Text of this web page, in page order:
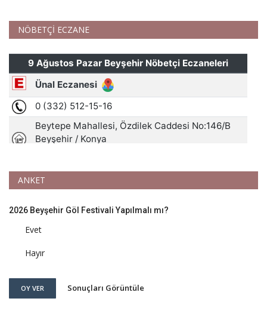
NÖBETÇİ ECZANE
ANKET
2026 Beyşehir Göl Festivali Yapılmalı mı?
Evet
Hayır
OY VER Sonuçları Görüntüle